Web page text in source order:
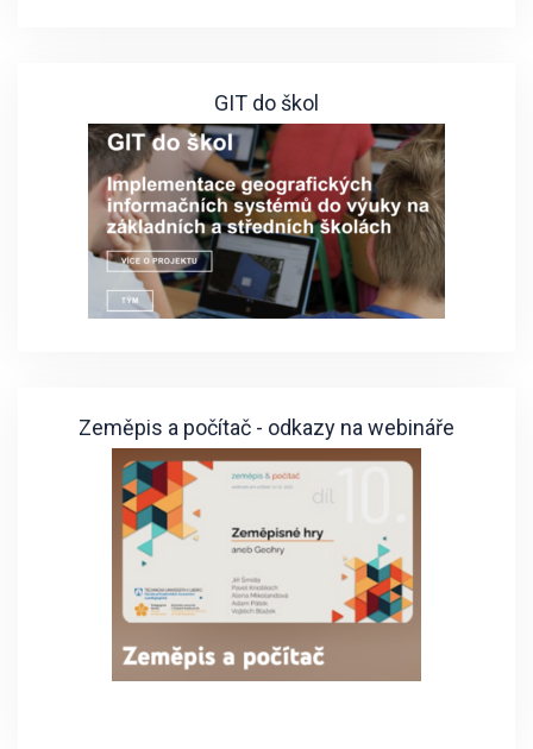
GIT do škol
Zeměpis a počítač - odkazy na webináře